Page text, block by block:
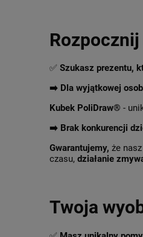
✅ Szukasz prezentu,
➡️ Dla wyjątkowej
Kubek PoliDraw® -
➡️ Brak konkurencji
Gwarantujemy, że
czasu, działanie
Twoja